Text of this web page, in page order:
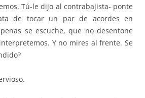
Tú-le dijo al contrabajista- ponte
de tocar un par de acordes en
se escuche, que no desentone
Y no mires al frente. Se